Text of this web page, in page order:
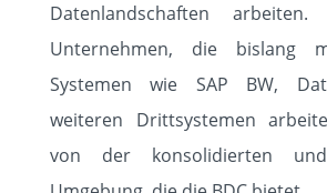
Datenlandschaften arbeiten.
Unternehmen, die bislang
Systemen wie SAP BW,
weiteren Drittsystemen
von der konsolidierten